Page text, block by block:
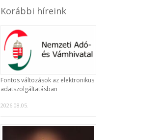
Korábbi híreink
Fontos változások az elektronikus
adatszolgáltatásban
2026.08.05.